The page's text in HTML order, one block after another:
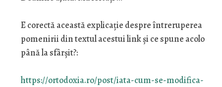
E corectă această explicație despre întreruperea
pomenirii din textul acestui link și ce spune acolo
până la sfârșit?:
https://ortodoxia.ro/post/iata-cum-se-modifica-